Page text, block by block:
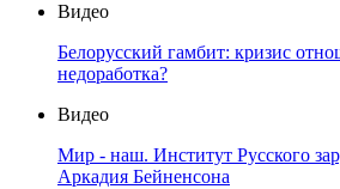
Видео
Белорусский гамбит: кризис
недоработка?
Видео
Мир - наш. Институт Русского
Аркадия Бейненсона